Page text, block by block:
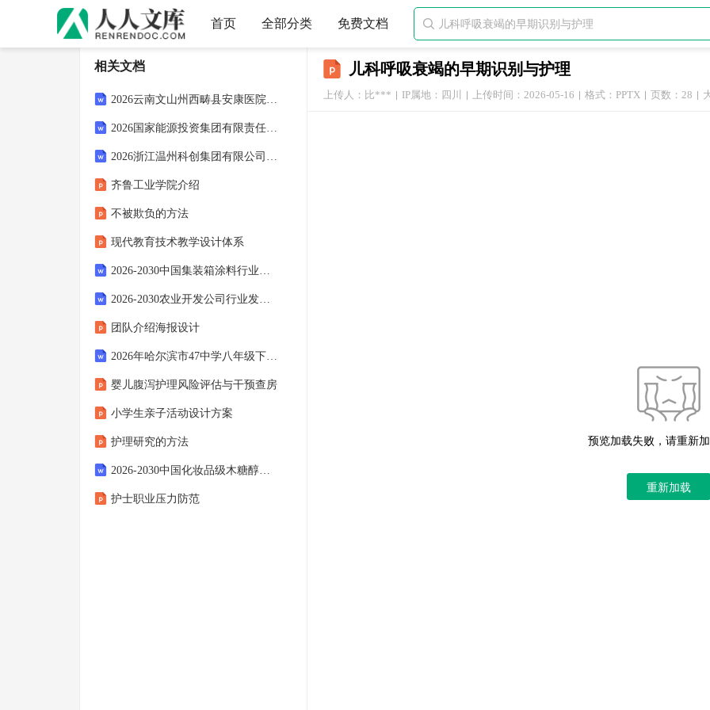
首页 全部分类 免费文档 
儿科呼吸衰竭的早期识别与护理
上传人：比*** IP属地：四川 上传时间：2026-05-16 格式：PPTX 页数：28
预览加载失败，请重新
重新加载
相关文档
2026云南文山州西畴县安康医院招聘备考题库附答案详解（a卷）
2026国家能源投资集团有限责任公司高校毕业生春季招聘备考题库附答案详解（突破训练）
2026浙江温州科创集团有限公司招聘财务人员1人备考题库及答案详解参考
齐鲁工业学院介绍
不被欺负的方法
现代教育技术教学设计体系
2026-2030中国集装箱涂料行业供需态势及发展趋势预测报告
2026-2030农业开发公司行业发展分析及前景趋势与投资研究报告
团队介绍海报设计
2026年哈尔滨市47中学八年级下学期期中物理试题及答案0508
婴儿腹泻护理风险评估与干预查房
小学生亲子活动设计方案
护理研究的方法
2026-2030中国化妆品级木糖醇行业市场发展趋势与前景展望战略分析研究报告
护士职业压力防范